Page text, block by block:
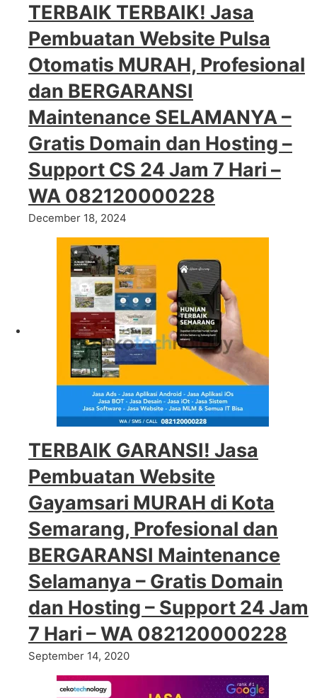
TERBAIK TERBAIK! Jasa
Pembuatan Website Pulsa
Otomatis MURAH, Profesional
dan BERGARANSI
Maintenance SELAMANYA –
Gratis Domain dan Hosting –
Support CS 24 Jam 7 Hari –
WA 082120000228
December 18, 2024
TERBAIK GARANSI! Jasa
Pembuatan Website
Gayamsari MURAH di Kota
Semarang, Profesional dan
BERGARANSI Maintenance
Selamanya – Gratis Domain
dan Hosting – Support 24 Jam
7 Hari – WA 082120000228
September 14, 2020